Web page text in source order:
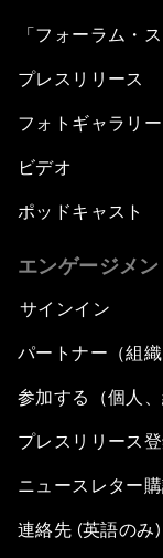
China's Bay
Precision
New
The Sports
The Future of
The Rise of
「フォーラム・
プレスリリース
フォトギャラリー
ビデオ
ポッドキャスト
エンゲージメン
サインイン
パートナー（組
参加する（個人、
プレスリリース
ニュースレター
連絡先 (英語のみ)